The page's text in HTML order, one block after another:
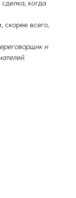
когда
скорее всего,
и